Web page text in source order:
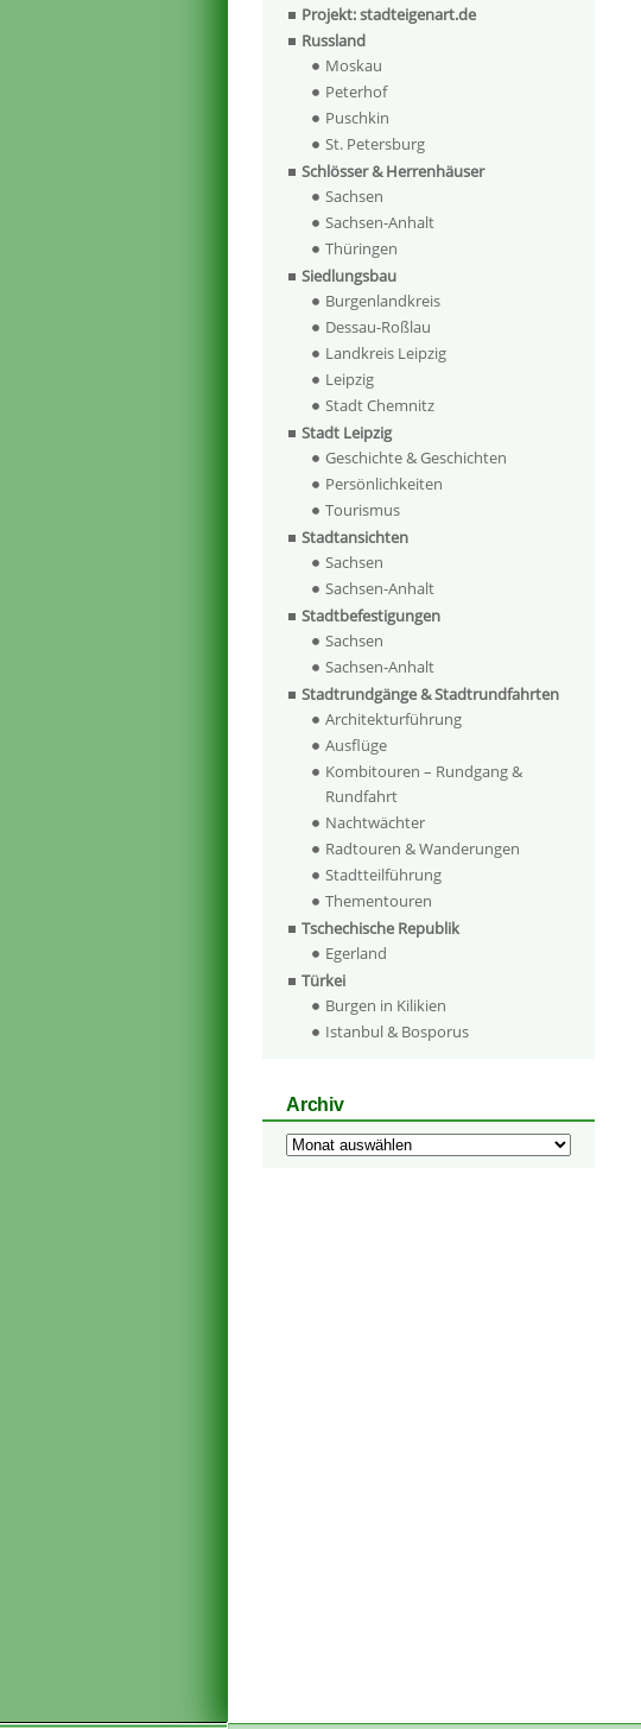
Projekt: stadteigenart.de
Russland
Moskau
Peterhof
Puschkin
St. Petersburg
Schlösser & Herrenhäuser
Sachsen
Sachsen-Anhalt
Thüringen
Siedlungsbau
Burgenlandkreis
Dessau-Roßlau
Landkreis Leipzig
Leipzig
Stadt Chemnitz
Stadt Leipzig
Geschichte & Geschichten
Persönlichkeiten
Tourismus
Stadtansichten
Sachsen
Sachsen-Anhalt
Stadtbefestigungen
Sachsen
Sachsen-Anhalt
Stadtrundgänge & Stadtrundfahrten
Architekturführung
Ausflüge
Kombitouren – Rundgang &
Rundfahrt
Nachtwächter
Radtouren & Wanderungen
Stadtteilführung
Thementouren
Tschechische Republik
Egerland
Türkei
Burgen in Kilikien
Istanbul & Bosporus
Archiv
Archiv